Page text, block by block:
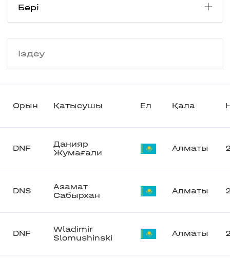
Орын Қатысушы Ел Қала
DNF
Данияр
Жумағали
Алматы
DNS
Азамат
Сабырхан
Алматы
DNF
Wladimir
Slomushinski
Алматы